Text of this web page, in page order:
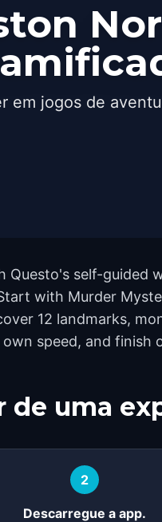
em jogos de
self-guided
with Murder
12 landmarks,
speed, and finish
de uma
2
Descarregue a app.